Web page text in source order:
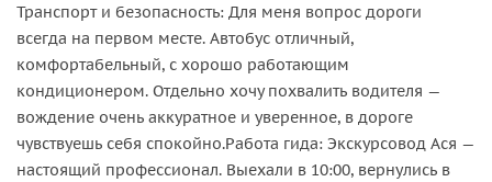
Транспорт и безопасность: Для меня вопрос дороги
всегда на первом месте. Автобус отличный,
комфортабельный, с хорошо работающим
кондиционером. Отдельно хочу похвалить водителя —
вождение очень аккуратное и уверенное, в дороге
чувствуешь себя спокойно. ​Работа гида: Экскурсовод Ася —
настоящий профессионал. Выехали в 10:00, вернулись в